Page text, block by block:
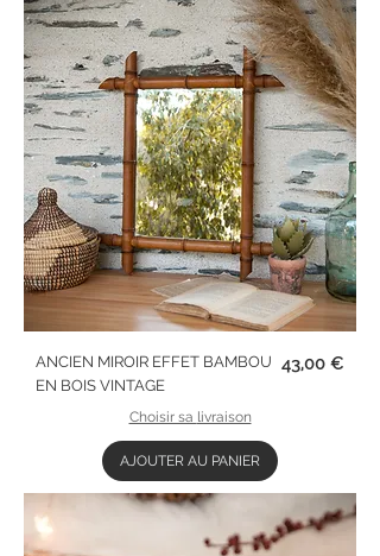
ANCIEN MIROIR EFFET BAMBOU
EN BOIS VINTAGE
Prix
43,00 €
Choisir sa livraison
AJOUTER AU PANIER